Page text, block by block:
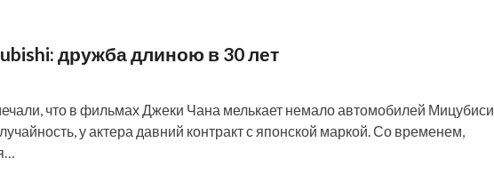
дружба длиною в 30 лет
что в фильмах Джеки Чана мелькает немало автомобилей Мицубиси.
у актера давний контракт с японской маркой. Со временем,